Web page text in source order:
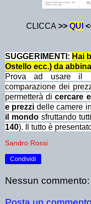
CLICCA >> QUI
SUGGERIMENTI: Hai
Ostello ecc.) da
Prova ad usare il
comparazione dei
permetterà dicercare
e prezzi delle camere
il mondo sfruttando
140). Il tutto è
Sandro Rossi
Condividi
Nessun commento: